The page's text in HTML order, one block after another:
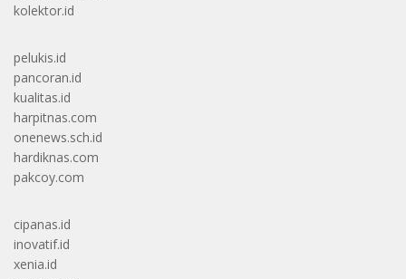
kolektor.id
pelukis.id
pancoran.id
kualitas.id
harpitnas.com
onenews.sch.id
hardiknas.com
pakcoy.com
cipanas.id
inovatif.id
xenia.id